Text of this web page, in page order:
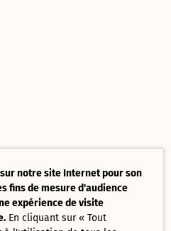
notre site Internet pour son
fins de mesure d'audience
expérience de visite
En cliquant sur « Tout